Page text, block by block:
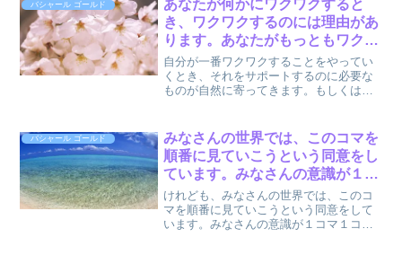
(チャネル:ダリル・アン...
バシャール ゴールド
あなたが何かにワクワクすると
き、ワクワクするのには理由があ
ります。あなたがもっともワクワ
クするものは、「これが本当のあ
なたなんだよ」と知らせてくれて
いるのです。 : バシャール ゴール
自分が一番ワクワクすることをやってい
くとき、それをサポートするのに必要な
ものが自然に寄ってきます。もしくは、
するのには理由があるからです。あなた
がもっともワクワクするも...
バシャール ゴールド
みなさんの世界では、このコマを
順番に見ていこうという同意をし
ています。みなさんの意識が１コ
マ１コマを順番に追っていくと
き、みなさんはただ単に見方を変
化させているだけです。 : バシャ
けれども、みなさんの世界では、このコ
マを順番に見ていこうという同意をして
います。みなさんの意識が１コマ１コマ